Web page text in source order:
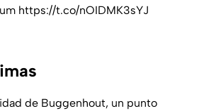
https://t.co/nOIDMK3sYJ
de Buggenhout, un punto